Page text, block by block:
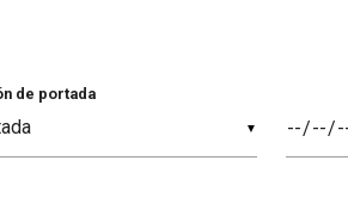
▼
de portada